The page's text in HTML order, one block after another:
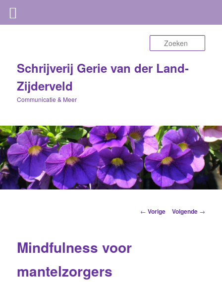
Schrijverij Gerie van der Land-
Zijderveld
Communicatie & Meer
Berichtnavigatie
← Vorige Volgende →
Mindfulness voor
mantelzorgers